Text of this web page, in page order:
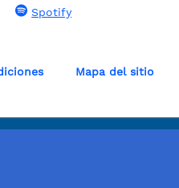
Spotify
Mapa del sitio